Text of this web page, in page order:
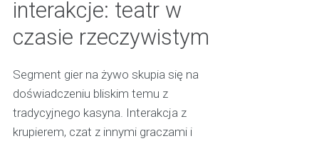
interakcje: teatr w
czasie rzeczywistym
Segment gier na żywo skupia się na
doświadczeniu bliskim temu z
tradycyjnego kasyna. Interakcja z
krupierem, czat z innymi graczami i